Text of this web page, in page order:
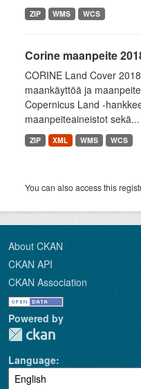
ZIP WMS WCS
Corine maanpeite
CORINE Land Cover
maankäyttöä ja
Copernicus Land -
maanpeiteaineistot sekä...
ZIP XML WMS WCS
You can also access this
About CKAN
CKAN API
CKAN Association
Powered by
Language